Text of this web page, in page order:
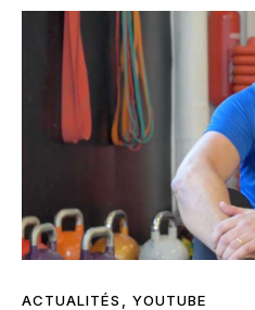
ACTUALITÉS YOUTUBE